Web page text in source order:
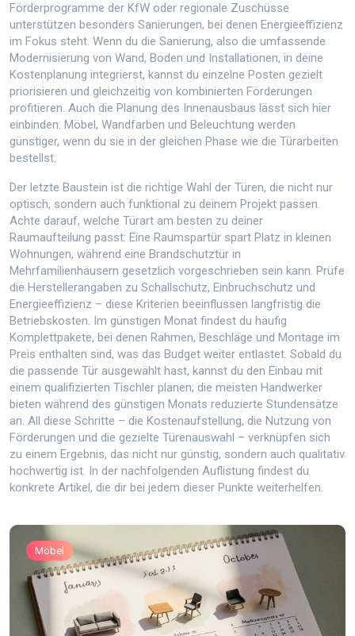
Förderprogramme der KfW oder regionale Zuschüsse
unterstützen besonders Sanierungen, bei denen Energieeffizienz
im Fokus steht. Wenn du die Sanierung, also die umfassende
Modernisierung von Wand, Boden und Installationen, in deine
Kostenplanung integrierst, kannst du einzelne Posten gezielt
priorisieren und gleichzeitig von kombinierten Förderungen
profitieren. Auch die Planung des Innenausbaus lässt sich hier
einbinden: Möbel, Wandfarben und Beleuchtung werden
günstiger, wenn du sie in der gleichen Phase wie die Türarbeiten
bestellst.
Der letzte Baustein ist die richtige Wahl der Türen, die nicht nur
optisch, sondern auch funktional zu deinem Projekt passen.
Achte darauf, welche Türart am besten zu deiner
Raumaufteilung passt: Eine Raumspartür spart Platz in kleinen
Wohnungen, während eine Brandschutztür in
Mehrfamilienhäusern gesetzlich vorgeschrieben sein kann. Prüfe
die Herstellerangaben zu Schallschutz, Einbruchschutz und
Energieeffizienz – diese Kriterien beeinflussen langfristig die
Betriebskosten. Im günstigen Monat findest du häufig
Komplettpakete, bei denen Rahmen, Beschläge und Montage im
Preis enthalten sind, was das Budget weiter entlastet. Sobald du
die passende Tür ausgewählt hast, kannst du den Einbau mit
einem qualifizierten Tischler planen; die meisten Handwerker
bieten während des günstigen Monats reduzierte Stundensätze
an. All diese Schritte – die Kostenaufstellung, die Nutzung von
Förderungen und die gezielte Türenauswahl – verknüpfen sich
zu einem Ergebnis, das nicht nur günstig, sondern auch qualitativ
hochwertig ist. In der nachfolgenden Auflistung findest du
konkrete Artikel, die dir bei jedem dieser Punkte weiterhelfen.
Möbel